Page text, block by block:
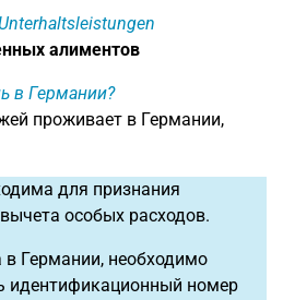
алиментов
в Германии?
проживает в Германии,
для признания
особых расходов.
в Германии, необходимо
идентификационный номер